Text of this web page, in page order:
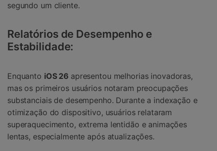
segundo um cliente.
Relatórios de Desempenho e
Estabilidade:
Enquanto iOS 26 apresentou melhorias inovadoras,
mas os primeiros usuários notaram preocupações
substanciais de desempenho. Durante a indexação e
otimização do dispositivo, usuários relataram
superaquecimento, extrema lentidão e animações
lentas, especialmente após atualizações.